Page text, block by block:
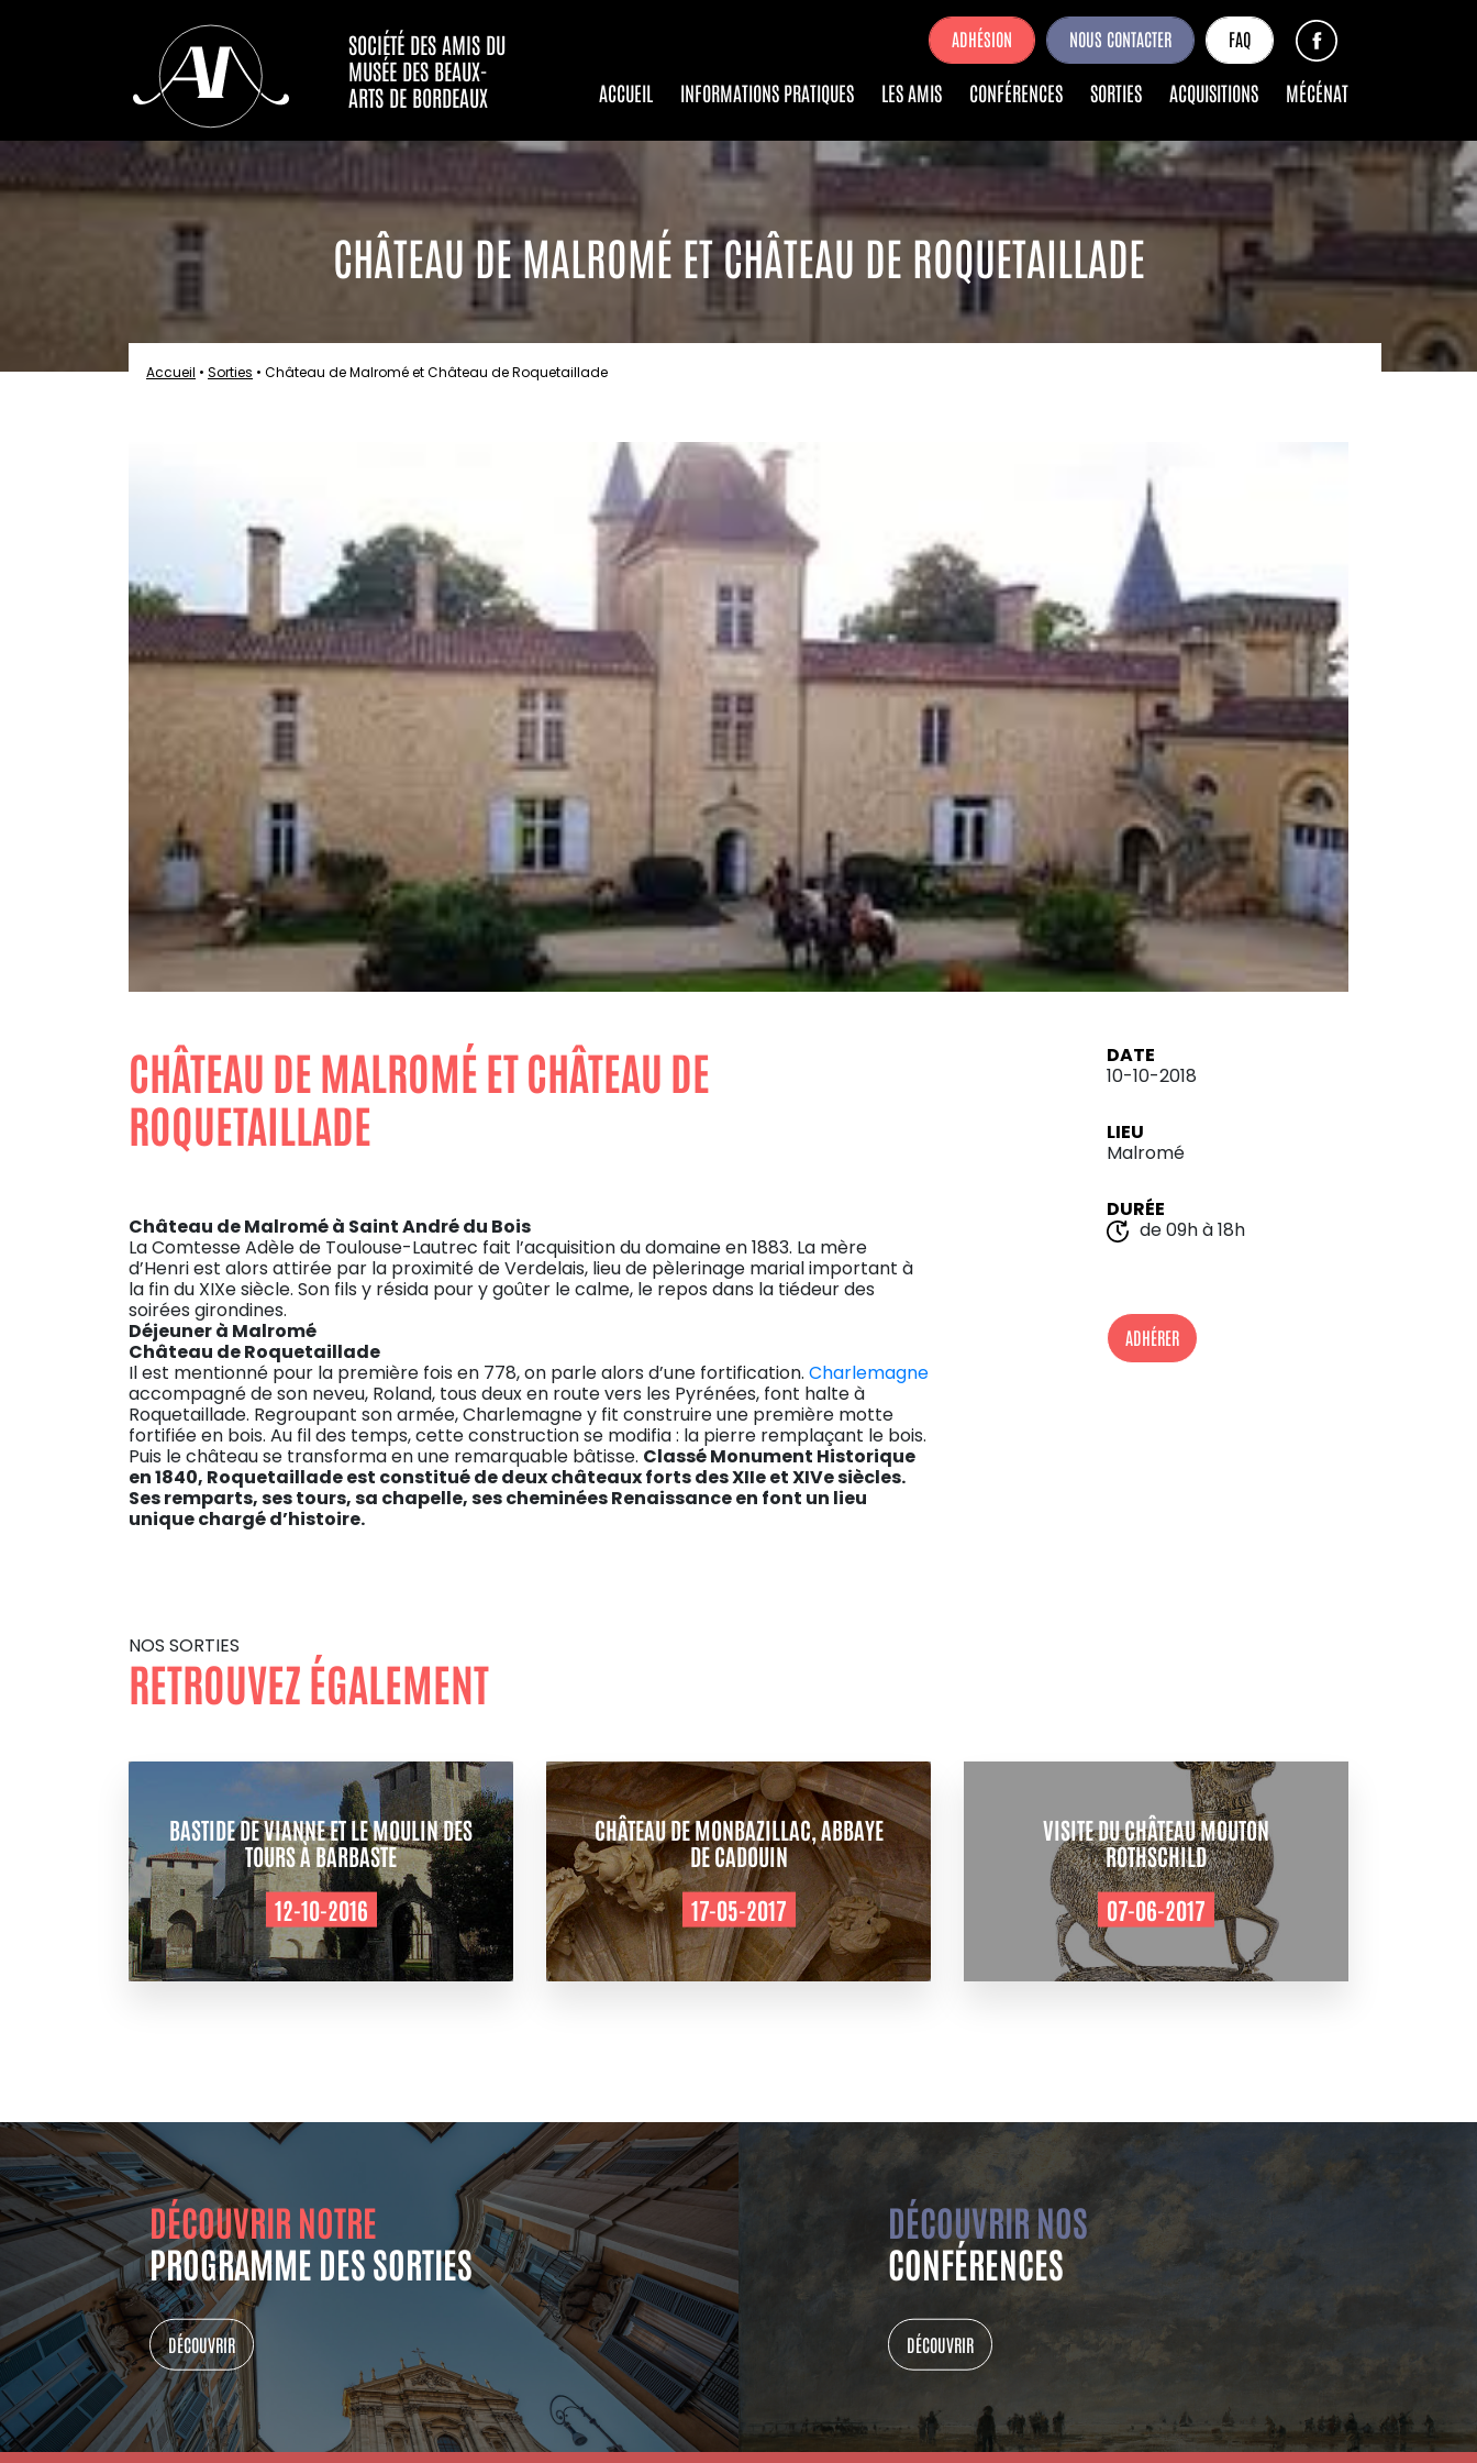
SOCIÉTÉ DES AMIS DU
MUSÉE DES BEAUX-
ARTS DE BORDEAUX
ADHÉSION NOUS CONTACTER FAQ
ACCUEIL INFORMATIONS PRATIQUES LES AMIS CONFÉRENCES SORTIES ACQUISITIONS MÉCÉNAT
CHÂTEAU DE MALROMÉ ET CHÂTEAU DE ROQUETAILLADE
Accueil • Sorties • Château de Malromé et Château de Roquetaillade
CHÂTEAU DE MALROMÉ ET CHÂTEAU DE
ROQUETAILLADE
Château de Malromé à Saint André du Bois
La Comtesse Adèle de Toulouse-Lautrec fait l’acquisition du domaine en 1883. La mère
d’Henri est alors attirée par la proximité de Verdelais, lieu de pèlerinage marial important à
la fin du XIXe siècle. Son fils y résida pour y goûter le calme, le repos dans la tiédeur des
soirées girondines.
Déjeuner à Malromé
Château de Roquetaillade
Il est mentionné pour la première fois en 778, on parle alors d’une fortification. Charlemagne
accompagné de son neveu, Roland, tous deux en route vers les Pyrénées, font halte à
Roquetaillade. Regroupant son armée, Charlemagne y fit construire une première motte
fortifiée en bois. Au fil des temps, cette construction se modifia : la pierre remplaçant le bois.
Puis le château se transforma en une remarquable bâtisse. Classé Monument Historique
en 1840, Roquetaillade est constitué de deux châteaux forts des XIIe et XIVe siècles.
Ses remparts, ses tours, sa chapelle, ses cheminées Renaissance en font un lieu
unique chargé d’histoire.
DATE
10-10-2018
LIEU
Malromé
DURÉE
de 09h à 18h
ADHÉRER
NOS SORTIES
RETROUVEZ ÉGALEMENT
BASTIDE DE VIANNE ET LE MOULIN DES
TOURS À BARBASTE
12-10-2016
CHÂTEAU DE MONBAZILLAC, ABBAYE
DE CADOUIN
17-05-2017
VISITE DU CHÂTEAU MOUTON
ROTHSCHILD
07-06-2017
DÉCOUVRIR NOTRE
PROGRAMME DES SORTIES
DÉCOUVRIR
DÉCOUVRIR NOS
CONFÉRENCES
DÉCOUVRIR